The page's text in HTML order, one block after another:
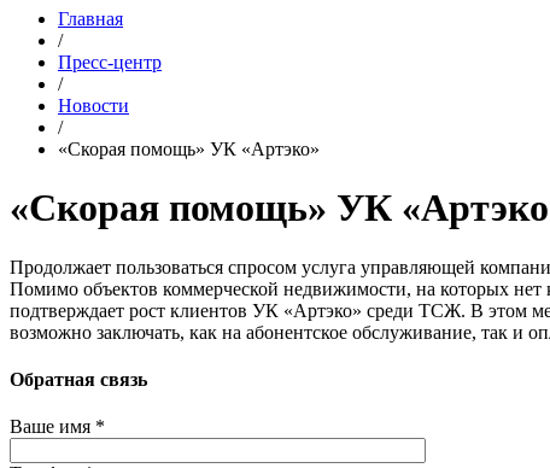
Главная
/
Пресс-центр
/
Новости
/
«Скорая помощь» УК «Артэко»
«Скорая помощь» УК
Продолжает пользоваться спросом услуга управляющей
Помимо объектов коммерческой недвижимости, на которых нет
подтверждает рост клиентов УК «Артэко» среди ТСЖ. В этом
возможно заключать, как на абонентское обслуживание, так и
Обратная связь
Ваше имя *